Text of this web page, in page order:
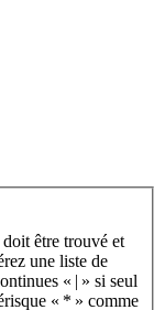
être trouvé et
une liste de
« | » si seul
« * » comme